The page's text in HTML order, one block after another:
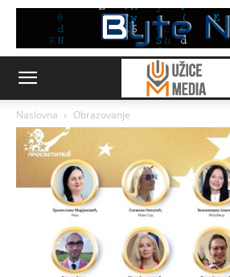
Naslovna Obrazovanje